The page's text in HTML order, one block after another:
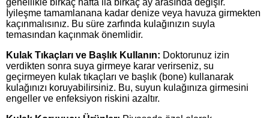
genellikle birkaç hafta ila birkaç ay arasında değişir.
İyileşme tamamlanana kadar denize veya havuza girmekten
kaçınmalısınız. Bu süre zarfında kulağınızın suyla
temasından kaçınmak önemlidir.
Kulak Tıkaçları ve Başlık Kullanın: Doktorunuz izin
verdikten sonra suya girmeye karar verirseniz, su
geçirmeyen kulak tıkaçları ve başlık (bone) kullanarak
kulağınızı koruyabilirsiniz. Bu, suyun kulağınıza girmesini
engeller ve enfeksiyon riskini azaltır.